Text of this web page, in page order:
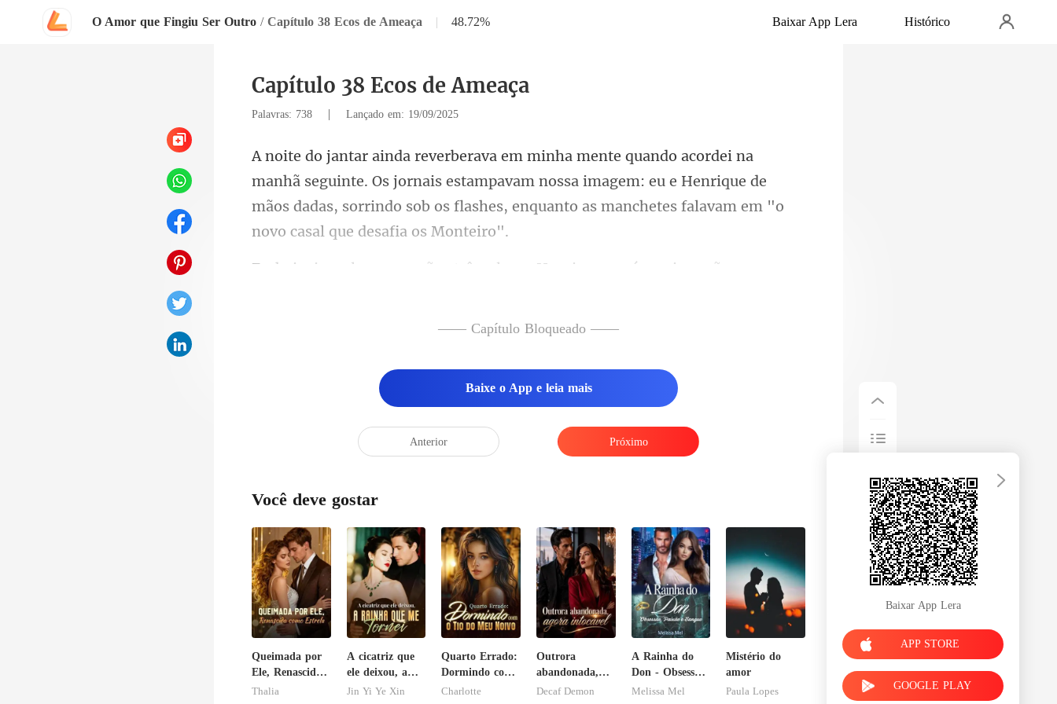
O Amor que Fingiu Ser Outro / Capítulo 38 Ecos de Ameaça | 48.72% Baixar App Lera Histórico
Capítulo 38 Ecos de Ameaça
Palavras: 738 | Lançado em: 19/09/2025
e. Os jornais estampavam nossa imagem: eu e Henrique de
mãos dadas, sorrindo sob o
êmulas. - Henrique, será que i
—— Capítulo Bloqueado ——
Baixe o App e leia mais
Anterior Próximo
Você deve gostar
Queimada por
Ele, Renascida
como Estrela
Thalia
A cicatriz que
ele deixou, a
rainha que me
Jin Yi Ye Xin
Quarto Errado:
Dormindo com
o Tio do Meu
Charlotte
Outrora
abandonada,
agora intocável
Decaf Demon
A Rainha do
Don - Obsessão,
Paixão e
Melissa Mel
Mistério do
amor
Paula Lopes
Baixar App Lera
APP STORE
GOOGLE PLAY